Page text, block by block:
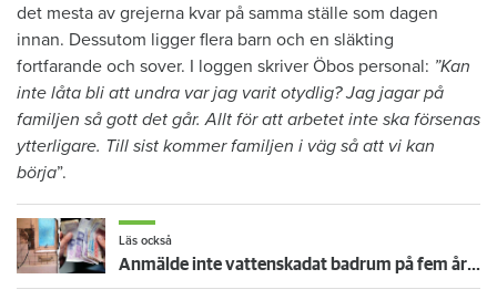
det mesta av grejerna kvar på samma ställe som dagen
innan. Dessutom ligger flera barn och en släkting
fortfarande och sover. I loggen skriver Öbos personal: ”Kan
inte låta bli att undra var jag varit otydlig? Jag jagar på
familjen så gott det går. Allt för att arbetet inte ska försenas
ytterligare. Till sist kommer familjen i väg så att vi kan
börja”.
Läs också
Anmälde inte vattenskadat badrum på fem år – krävs på 125 000 kronor